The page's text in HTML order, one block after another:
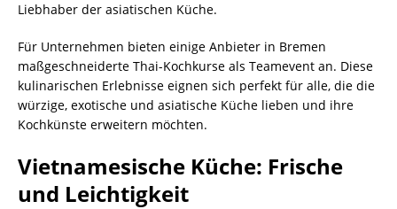
Liebhaber der asiatischen Küche.
Für Unternehmen bieten einige Anbieter in Bremen
maßgeschneiderte Thai-Kochkurse als Teamevent an. Diese
kulinarischen Erlebnisse eignen sich perfekt für alle, die die
würzige, exotische und asiatische Küche lieben und ihre
Kochkünste erweitern möchten.
Vietnamesische Küche: Frische
und Leichtigkeit